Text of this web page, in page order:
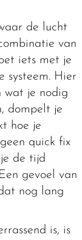
de lucht
van
iets met je
systeem. Hier
wat je nodig
dompelt je
hoe je
quick fix
de tijd
gevoel van
nog lang
is, is